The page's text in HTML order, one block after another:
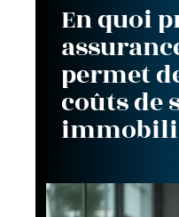
En quoi
permet
coûts de